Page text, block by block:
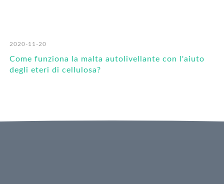
2020-11-20
Come funziona la malta autolivellante con l'aiuto
degli eteri di cellulosa?